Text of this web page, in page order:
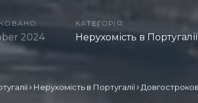
2024
КАТЕГОРІЯ:
Нерухомість в Португалії
Нерухомість в Португалії